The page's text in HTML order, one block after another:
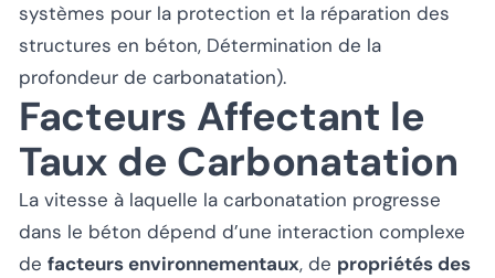
systèmes pour la protection et la réparation des
structures en béton, Détermination de la
profondeur de carbonatation).
Facteurs Affectant le
Taux de Carbonatation
La vitesse à laquelle la carbonatation progresse
dans le béton dépend d’une interaction complexe
de facteurs environnementaux, de propriétés des